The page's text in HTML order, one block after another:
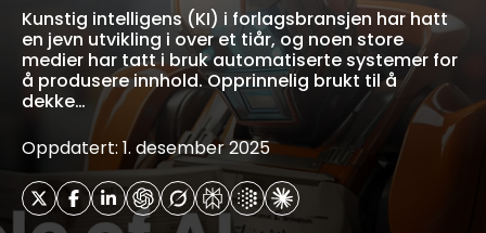
Kunstig intelligens (KI) i forlagsbransjen har hatt
en jevn utvikling i over et tiår, og noen store
medier har tatt i bruk automatiserte systemer for
å produsere innhold. Opprinnelig brukt til å
dekke…
Oppdatert: 1. desember 2025